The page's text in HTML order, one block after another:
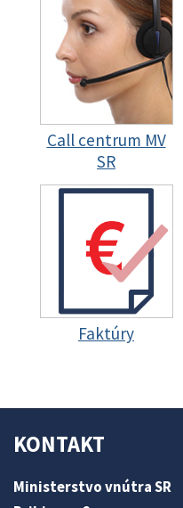
Call centrum MV
SR
Faktúry
KONTAKT
Ministerstvo vnútra SR